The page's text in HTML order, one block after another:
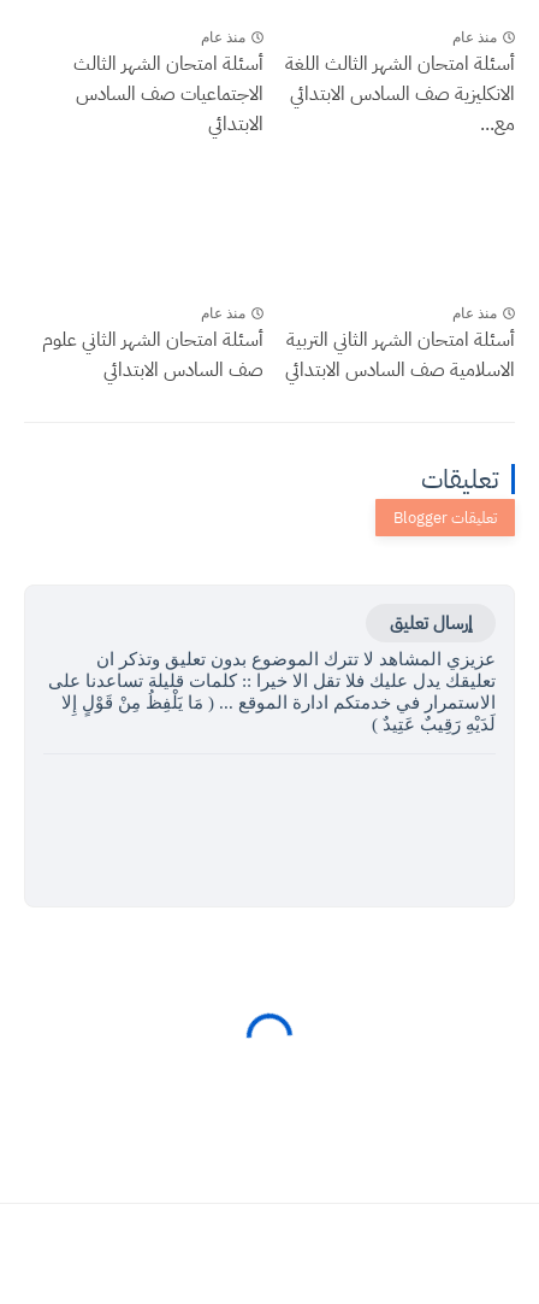
منذ عام
أسئلة امتحان الشهر الثالث اللغة
الانكليزية صف السادس الابتدائي
مع...
منذ عام
أسئلة امتحان الشهر الثالث
الاجتماعيات صف السادس
الابتدائي
منذ عام
أسئلة امتحان الشهر الثاني التربية
الاسلامية صف السادس الابتدائي
منذ عام
أسئلة امتحان الشهر الثاني علوم
صف السادس الابتدائي
تعليقات
إرسال تعليق
عزيزي المشاهد لا تترك الموضوع بدون تعليق وتذكر ان
تعليقك يدل عليك فلا تقل الا خيرا :: كلمات قليلة تساعدنا على
الاستمرار في خدمتكم ادارة الموقع ... ( مَا يَلْفِظُ مِنْ قَوْلٍ إِلا
لَدَيْهِ رَقِيبٌ عَتِيدٌ )